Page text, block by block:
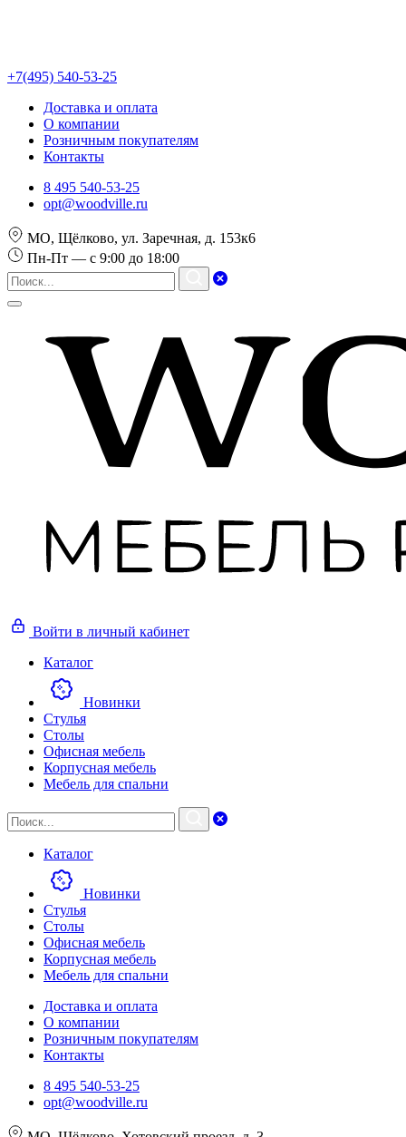
+7(495) 540-53-25
Доставка и оплата
О компании
Розничным покупателям
Контакты
8 495 540-53-25
opt@woodville.ru
МО, Щёлково, ул. Заречная, д. 153к6
Пн-Пт — с 9:00 до 18:00
Войти в личный кабинет
Каталог
Новинки
Стулья
Столы
Офисная мебель
Корпусная мебель
Мебель для спальни
Каталог
Новинки
Стулья
Столы
Офисная мебель
Корпусная мебель
Мебель для спальни
Доставка и оплата
О компании
Розничным покупателям
Контакты
8 495 540-53-25
opt@woodville.ru